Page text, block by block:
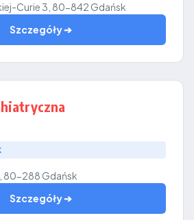
Curie 3, 80-842 Gdańsk
Szczegóły ➔
80-288 Gdańsk
Szczegóły ➔